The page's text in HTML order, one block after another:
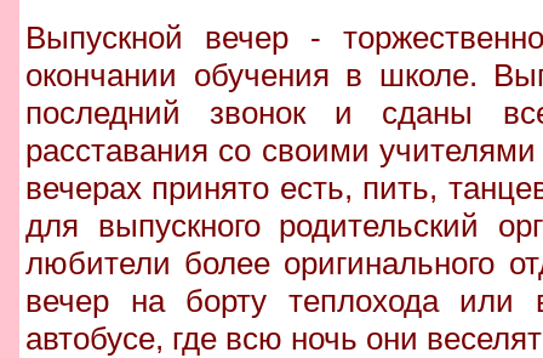
Выпускной вечер -
окончании обучения в школе.
последний звонок и сданы
расставания со своими
вечерах принято есть, пить,
для выпускного родительский
любители более оригинального
вечер на борту теплохода или
автобусе, где всю ночь они